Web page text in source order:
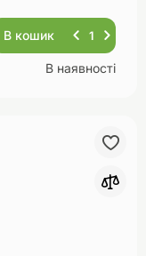
В кошик
В наявності